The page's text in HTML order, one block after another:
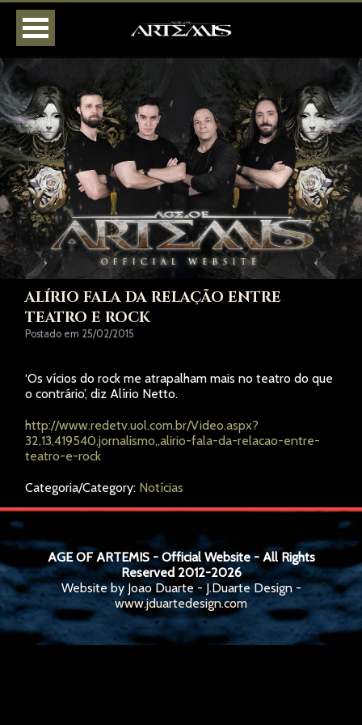
HOME
AGENDA
BIOGRAFIA
DISCOGRAFIA
FOTOS
VÍDEOS
LOJA
CONTATOS
ALÍRIO FALA DA RELAÇÃO ENTRE
TEATRO E ROCK
Postado em 25/02/2015
‘Os vícios do rock me atrapalham mais no teatro do que
o contrário’, diz Alírio Netto.
http://www.redetv.uol.com.br/Video.aspx?
32,13,419540,jornalismo,,alirio-fala-da-relacao-entre-
teatro-e-rock
Categoria/Category: Notícias
AGE OF ARTEMIS - Official Website - All Rights
Reserved 2012-2026
Website by Joao Duarte - J.Duarte Design -
www.jduartedesign.com